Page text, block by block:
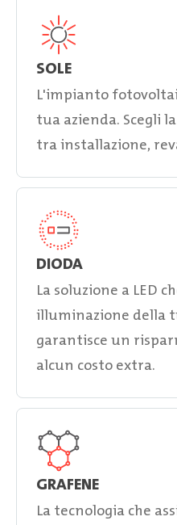
SOLE
L'impianto
tua azienda. Scegli
tra installazione,
DIODA
La soluzione a LED
illuminazione della
garantisce un
alcun costo extra.
GRAFENE
La tecnologia che